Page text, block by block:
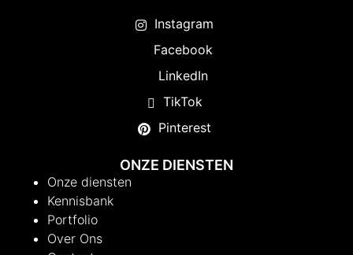
Instagram
Facebook
LinkedIn
TikTok
Pinterest
ONZE DIENSTEN
Onze diensten
Kennisbank
Portfolio
Over Ons